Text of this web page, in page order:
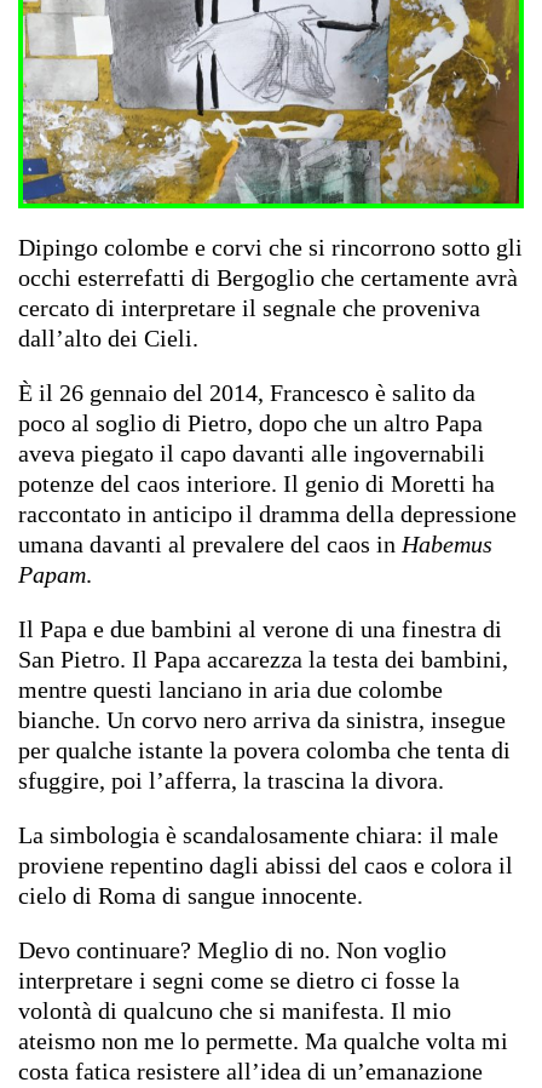
Dipingo colombe e corvi che si rincorrono sotto gli
occhi esterrefatti di Bergoglio che certamente avrà
cercato di interpretare il segnale che proveniva
dall’alto dei Cieli.
È il 26 gennaio del 2014, Francesco è salito da
poco al soglio di Pietro, dopo che un altro Papa
aveva piegato il capo davanti alle ingovernabili
potenze del caos interiore. Il genio di Moretti ha
raccontato in anticipo il dramma della depressione
umana davanti al prevalere del caos in Habemus
Papam.
Il Papa e due bambini al verone di una finestra di
San Pietro. Il Papa accarezza la testa dei bambini,
mentre questi lanciano in aria due colombe
bianche. Un corvo nero arriva da sinistra, insegue
per qualche istante la povera colomba che tenta di
sfuggire, poi l’afferra, la trascina la divora.
La simbologia è scandalosamente chiara: il male
proviene repentino dagli abissi del caos e colora il
cielo di Roma di sangue innocente.
Devo continuare? Meglio di no. Non voglio
interpretare i segni come se dietro ci fosse la
volontà di qualcuno che si manifesta. Il mio
ateismo non me lo permette. Ma qualche volta mi
costa fatica resistere all’idea di un’emanazione